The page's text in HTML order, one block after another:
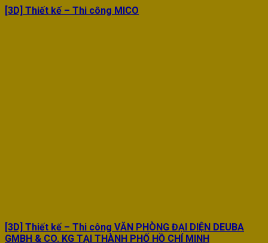
[3D] Thiết kế – Thi công MICO
[3D] Thiết kế – Thi công VĂN PHÒNG ĐẠI DIỆN DEUBA
GMBH & CO. KG TẠI THÀNH PHỐ HỒ CHÍ MINH